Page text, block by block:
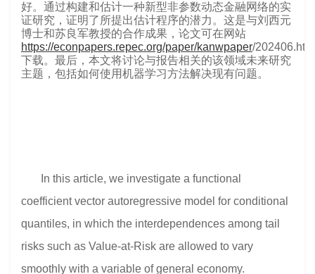
好。通过构建和估计一种新型非参数动态金融网络的实
证研究，证明了所提出估计程序的潜力。这是与刘西元
博士和苏良军教授的合作成果，论文可在网站
https://econpapers.repec.org/paper/kanwpaper/202406.htm
下载。最后，本文将讨论与报告相关的该领域未来研究
主题，包括如何使用机器学习方法解决现有问题。
In this article, we investigate a functional
coefficient vector autoregressive model for conditional
quantiles, in which the interdependences among tail
risks such as Value-at-Risk are allowed to vary
smoothly with a variable of general economy.